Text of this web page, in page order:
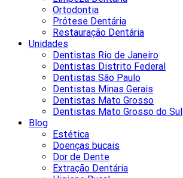
Ortodontia
Prótese Dentária
Restauração Dentária
Unidades
Dentistas Rio de Janeiro
Dentistas Distrito Federal
Dentistas São Paulo
Dentistas Minas Gerais
Dentistas Mato Grosso
Dentistas Mato Grosso do Sul
Blog
Estética
Doenças bucais
Dor de Dente
Extração Dentária